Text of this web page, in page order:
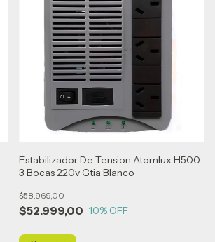
Estabilizador De Tension Atomlux H500
3 Bocas 220v Gtia Blanco
$52.999,00
$58.969,00
10% OFF